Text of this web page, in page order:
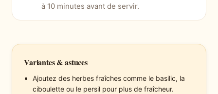
à 10 minutes avant de servir.
Variantes & astuces
Ajoutez des herbes fraîches comme le basilic, la
ciboulette ou le persil pour plus de fraîcheur.